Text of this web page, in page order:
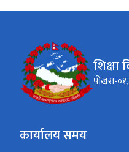
शिक्षा
पोखरा-
कार्यालय समय